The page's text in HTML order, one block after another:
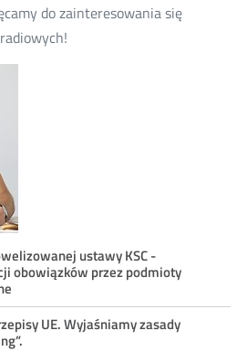
ustawy KSC -
obowiązków przez podmioty
UE. Wyjaśniamy zasady
do zainteresowania się